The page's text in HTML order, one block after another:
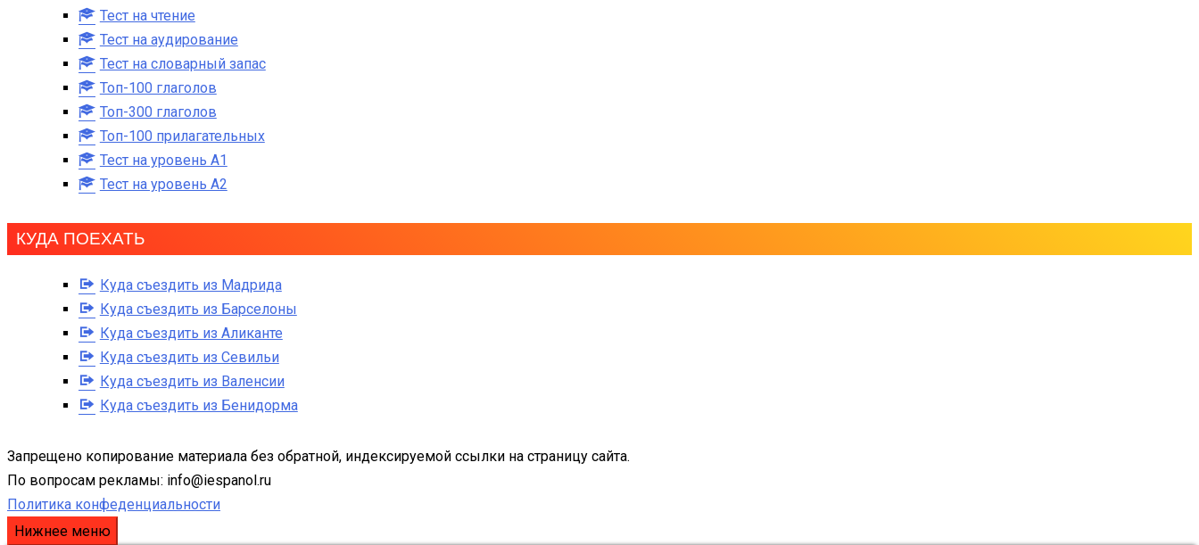
Тест на чтение
Тест на аудирование
Тест на словарный запас
Топ-100 глаголов
Топ-300 глаголов
Топ-100 прилагательных
Тест на уровень A1
Тест на уровень A2
КУДА ПОЕХАТЬ
Куда съездить из Мадрида
Куда съездить из Барселоны
Куда съездить из Аликанте
Куда съездить из Севильи
Куда съездить из Валенсии
Куда съездить из Бенидорма
Запрещено копирование материала без обратной, индексируемой ссылки на страницу сайта.
По вопросам рекламы: info@iespanol.ru
Политика конфеденциальности
Нижнее меню